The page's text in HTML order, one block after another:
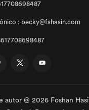
: becky@fshasin.com
autor @ 2026 Foshan